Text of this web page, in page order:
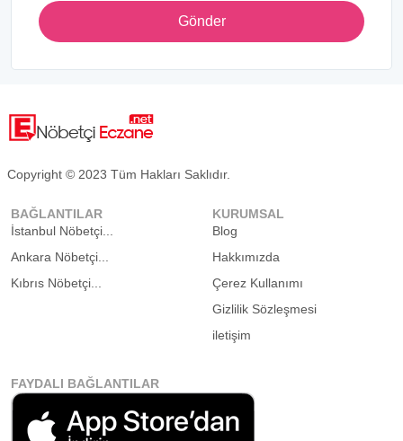
Gönder
Copyright © 2023 Tüm Hakları Saklıdır.
BAĞLANTILAR
İstanbul Nöbetçi...
Ankara Nöbetçi...
Kıbrıs Nöbetçi...
KURUMSAL
Blog
Hakkımızda
Çerez Kullanımı
Gizlilik Sözleşmesi
iletişim
FAYDALI BAĞLANTILAR